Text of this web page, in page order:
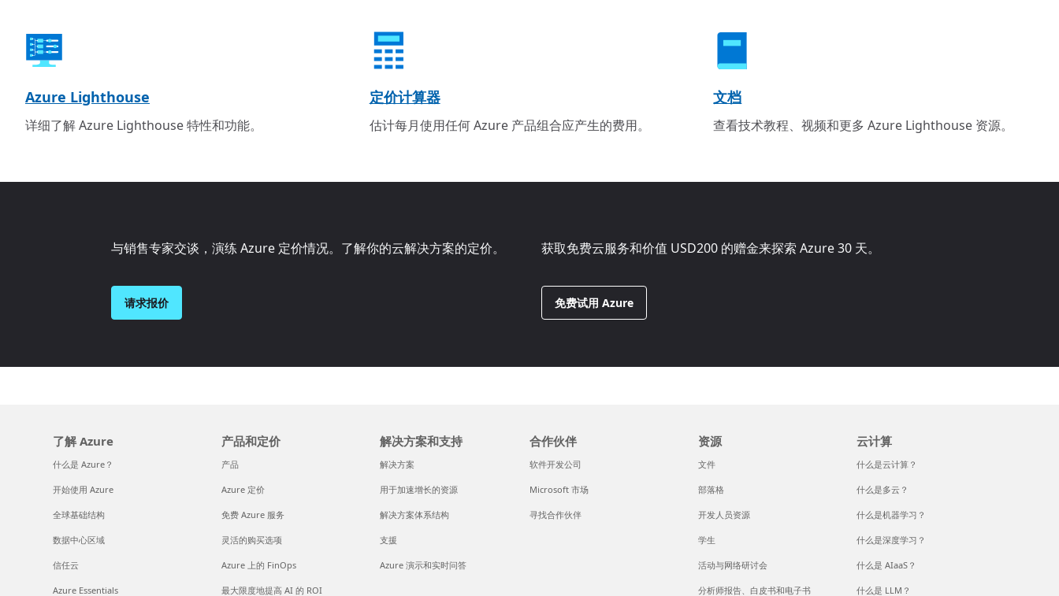
Azure Lighthouse
详细了解 Azure Lighthouse 特性和功能。
定价计算器
估计每月使用任何 Azure 产品组合应产生的费用。
文档
查看技术教程、视频和更多 Azure Lighthouse 资源。
与销售专家交谈，演练 Azure 定价情况。了解你的云解决方案的定价。
请求报价
获取免费云服务和价值 USD200 的赠金来探索 Azure 30 天。
免费试用 Azure
了解 Azure
什么是 Azure？
开始使用 Azure
全球基础结构
数据中心区域
信任云
Azure Essentials
产品和定价
产品
Azure 定价
免费 Azure 服务
灵活的购买选项
Azure 上的 FinOps
最大限度地提高 AI 的 ROI
解决方案和支持
解决方案
用于加速增长的资源
解决方案体系结构
支援
Azure 演示和实时问答
合作伙伴
软件开发公司
Microsoft 市场
寻找合作伙伴
资源
文件
部落格
开发人员资源
学生
活动与网络研讨会
分析师报告、白皮书和电子书
云计算
什么是云计算？
什么是多云？
什么是机器学习？
什么是深度学习？
什么是 AIaaS？
什么是 LLM？